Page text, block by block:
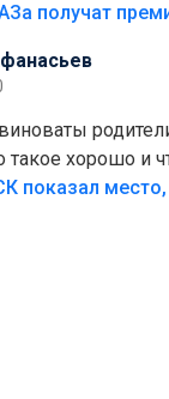
получат
такое хорошо и